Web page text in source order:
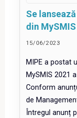
doua
cerere
de
a
României
pentru
PNRR"
Se
din MySMIS
15/06/2023
MIPE a postat
MySMIS 2021
Conform
de
Întregul anunț